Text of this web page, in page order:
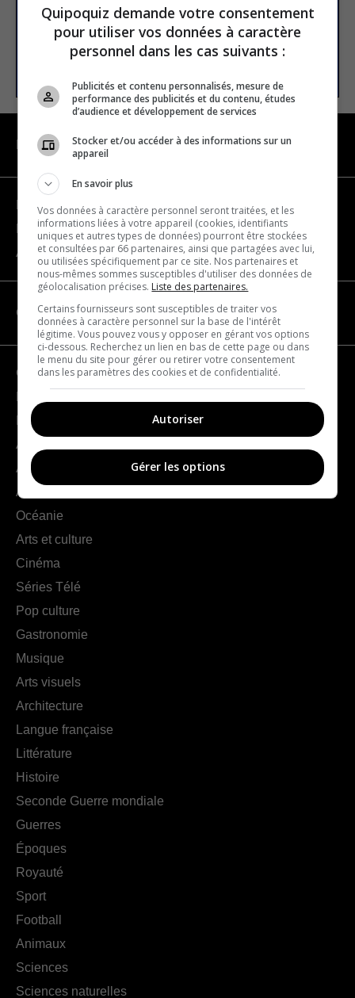
S’INSCRIRE
NAVIGATION
Devenir partenaire
Nous joindre
À propos
CATÉGORIES
Géographie
Europe
Amériques
Asie
Afrique
Océanie
Arts et culture
Cinéma
Séries Télé
Pop culture
Gastronomie
Musique
Arts visuels
Architecture
Langue française
Littérature
Histoire
Seconde Guerre mondiale
Guerres
Époques
Royauté
Sport
Football
Animaux
Sciences
Sciences naturelles
Quipoquiz demande votre consentement
pour utiliser vos données à caractère
personnel dans les cas suivants :
Publicités et contenu personnalisés, mesure de
performance des publicités et du contenu, études
d’audience et développement de services
Stocker et/ou accéder à des informations sur un
appareil
En savoir plus
Vos données à caractère personnel seront traitées, et les
informations liées à votre appareil (cookies, identifiants
uniques et autres types de données) pourront être stockées
et consultées par 66 partenaires, ainsi que partagées avec lui,
ou utilisées spécifiquement par ce site. Nos partenaires et
nous-mêmes sommes susceptibles d'utiliser des données de
géolocalisation précises. Liste des partenaires.
Certains fournisseurs sont susceptibles de traiter vos
données à caractère personnel sur la base de l'intérêt
légitime. Vous pouvez vous y opposer en gérant vos options
ci-dessous. Recherchez un lien en bas de cette page ou dans
le menu du site pour gérer ou retirer votre consentement
dans les paramètres des cookies et de confidentialité.
Autoriser
Gérer les options